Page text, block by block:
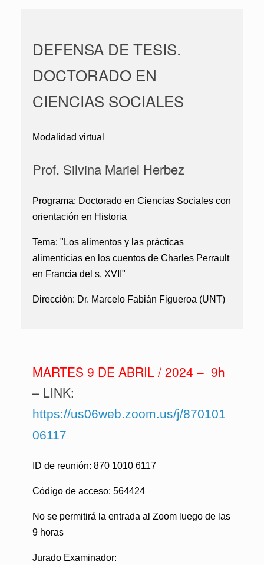
DEFENSA DE TESIS.
DOCTORADO EN
CIENCIAS SOCIALES
Modalidad virtual
Prof. Silvina Mariel Herbez
Programa: Doctorado en Ciencias Sociales con
orientación en Historia
Tema: "Los alimentos y las prácticas
alimenticias en los cuentos de Charles Perrault
en Francia del s. XVII"
Dirección: Dr. Marcelo Fabián Figueroa (UNT)
MARTES 9 DE ABRIL / 2024 – 9h
– LINK:
https://us06web.zoom.us/j/870101
06117
ID de reunión: 870 1010 6117
Código de acceso: 564424
No se permitirá la entrada al Zoom luego de las
9 horas
Jurado Examinador: